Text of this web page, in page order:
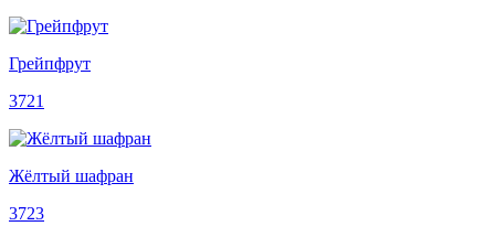
Грейпфрут
3721
Жёлтый шафран
3723